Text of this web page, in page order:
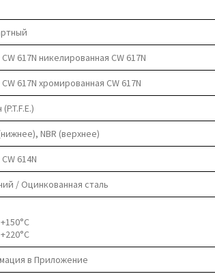
617N никелированная CW 617N
617N хромированная CW 617N
NBR (верхнее)
614N
/ Оцинкованная сталь
в Приложение